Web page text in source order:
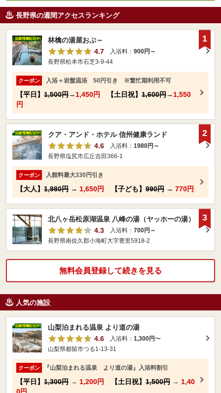
長野県の週間アクセスランキング
林檎の湯屋おぶ～
4.7
入浴料： 900円～
長野県松本市石芝3-9-44
クーポン 入浴＋岩盤温浴 50円引き ※繁忙期利用不可
【平日】 1,500円→ 1,450円 【土日祝】 1,600円→ 1,550
円
1
クア・アンド・ホテル 信州健康ランド
4.6
入浴料： 1980円～
長野県塩尻市広丘吉田366-1
クーポン 入館料最大330円引き
【大人】 1,980円 → 1,650円 【子ども】 990円 → 770円
2
北八ヶ岳松原湖温泉 八峰の湯（ヤッホーの湯）
4.3
入浴料： 700円～
長野県南佐久郡小海町大字豊里5918-2
3
無料会員登録して続きを見る
人気の施設
山梨泊まれる温泉 より道の湯
4.6
入浴料： 1,300円〜
山梨県都留市つる1-13-31
クーポン 『山梨泊まれる温泉 より道の湯』入浴料割引
【平日】 1,300円 → 1,200円 【土日祝】 1,500円 → 1,40